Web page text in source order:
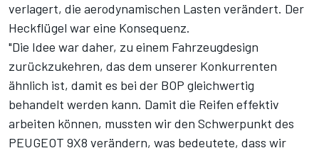
verlagert, die aerodynamischen Lasten verändert. Der
Heckflügel war eine Konsequenz.
"Die Idee war daher, zu einem Fahrzeugdesign
zurückzukehren, das dem unserer Konkurrenten
ähnlich ist, damit es bei der BOP gleichwertig
behandelt werden kann. Damit die Reifen effektiv
arbeiten können, mussten wir den Schwerpunkt des
PEUGEOT 9X8 verändern, was bedeutete, dass wir